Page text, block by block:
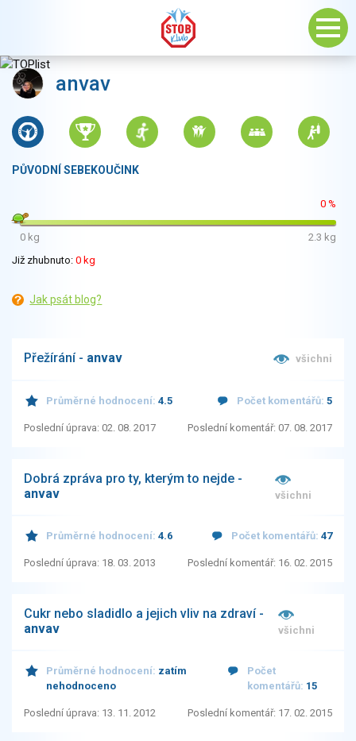
anvav
PŮVODNÍ SEBEKOUČINK
0 %
0 kg
2.3 kg
Již zhubnuto: 0 kg
Jak psát blog?
Přežírání - anvav všichni
Průměrné hodnocení: 4.5 Počet komentářů: 5
Poslední úprava: 02. 08. 2017 Poslední komentář: 07. 08. 2017
Dobrá zpráva pro ty, kterým to nejde -
anvav
všichni
Průměrné hodnocení: 4.6 Počet komentářů: 47
Poslední úprava: 18. 03. 2013 Poslední komentář: 16. 02. 2015
Cukr nebo sladidlo a jejich vliv na zdraví -
anvav
všichni
Průměrné hodnocení: zatím
nehodnoceno
Počet
komentářů: 15
Poslední úprava: 13. 11. 2012 Poslední komentář: 17. 02. 2015